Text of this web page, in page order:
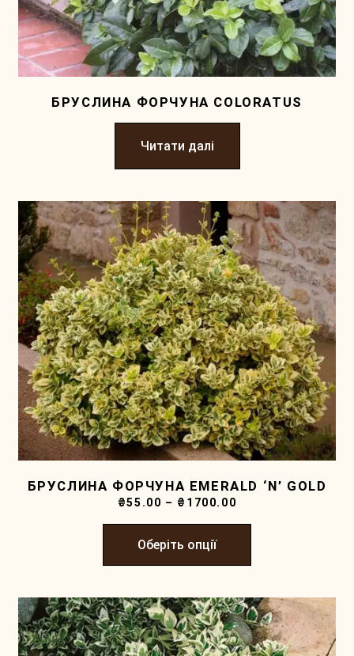
БРУСЛИНА ФОРЧУНА COLORATUS
Читати далі
БРУСЛИНА ФОРЧУНА EMERALD ‘N’ GOLD
₴55.00 – ₴ 1700.00
Оберіть опції